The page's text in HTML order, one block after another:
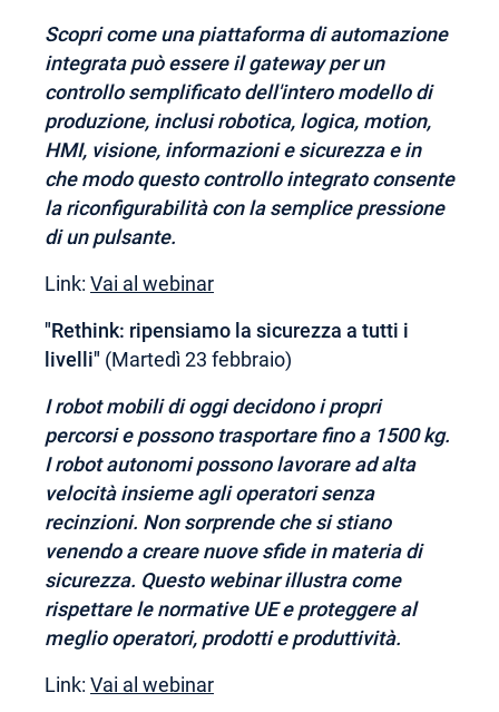
Scopri come una piattaforma di automazione
integrata può essere il gateway per un
controllo semplificato dell'intero modello di
produzione, inclusi robotica, logica, motion,
HMI, visione, informazioni e sicurezza e in
che modo questo controllo integrato consente
la riconfigurabilità con la semplice pressione
di un pulsante.
Link: Vai al webinar
"Rethink: ripensiamo la sicurezza a tutti i
livelli" (Martedì 23 febbraio)
I robot mobili di oggi decidono i propri
percorsi e possono trasportare fino a 1500 kg.
I robot autonomi possono lavorare ad alta
velocità insieme agli operatori senza
recinzioni. Non sorprende che si stiano
venendo a creare nuove sfide in materia di
sicurezza. Questo webinar illustra come
rispettare le normative UE e proteggere al
meglio operatori, prodotti e produttività.
Link: Vai al webinar